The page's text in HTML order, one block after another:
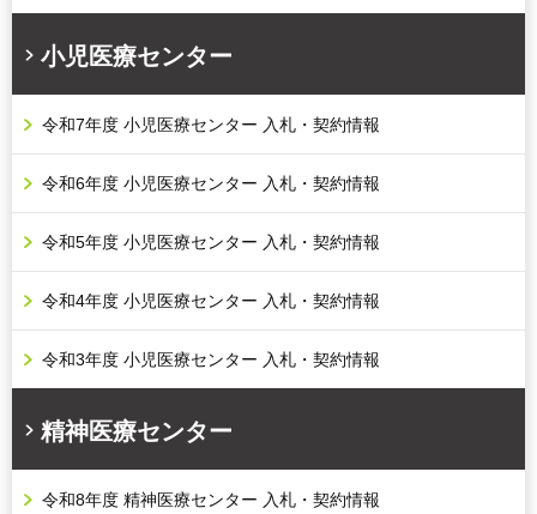
小児医療センター
令和7年度 小児医療センター 入札・契約情報
令和6年度 小児医療センター 入札・契約情報
令和5年度 小児医療センター 入札・契約情報
令和4年度 小児医療センター 入札・契約情報
令和3年度 小児医療センター 入札・契約情報
精神医療センター
令和8年度 精神医療センター 入札・契約情報